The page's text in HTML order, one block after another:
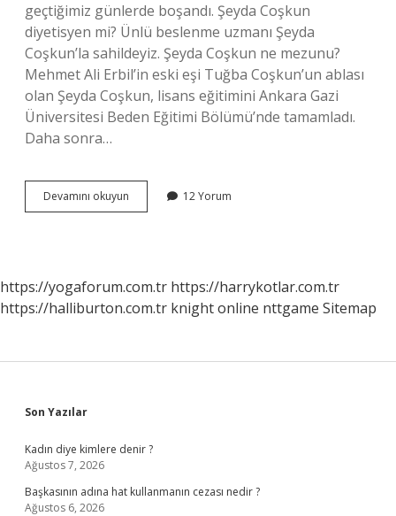
geçtiğimiz günlerde boşandı. Şeyda Coşkun
diyetisyen mi? Ünlü beslenme uzmanı Şeyda
Coşkun’la sahildeyiz. Şeyda Coşkun ne mezunu?
Mehmet Ali Erbil’in eski eşi Tuğba Coşkun’un ablası
olan Şeyda Coşkun, lisans eğitimini Ankara Gazi
Üniversitesi Beden Eğitimi Bölümü’nde tamamladı.
Daha sonra…
Devamını okuyun
Coşkun
12 Yorum
https://yogaforum.com.tr https://harrykotlar.com.tr
https://halliburton.com.tr knight online nttgame Sitemap
Sidebar
Son Yazılar
Kadın diye kimlere denir ?
Ağustos 7, 2026
Başkasının adına hat kullanmanın cezası nedir ?
Ağustos 6, 2026